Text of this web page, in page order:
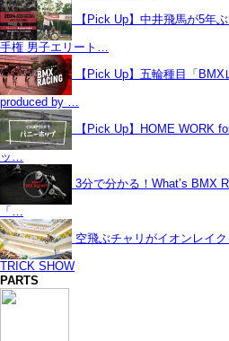
【Pick Up】中井飛馬が5年
手権 男子エリート…
【Pick Up】五輪種目「
produced by …
【Pick Up】HOME WORK
ッ…
3分で分かる！What’s BMX
「…
空飛ぶチャリがイオンレイ
TRICK SHOW
PARTS